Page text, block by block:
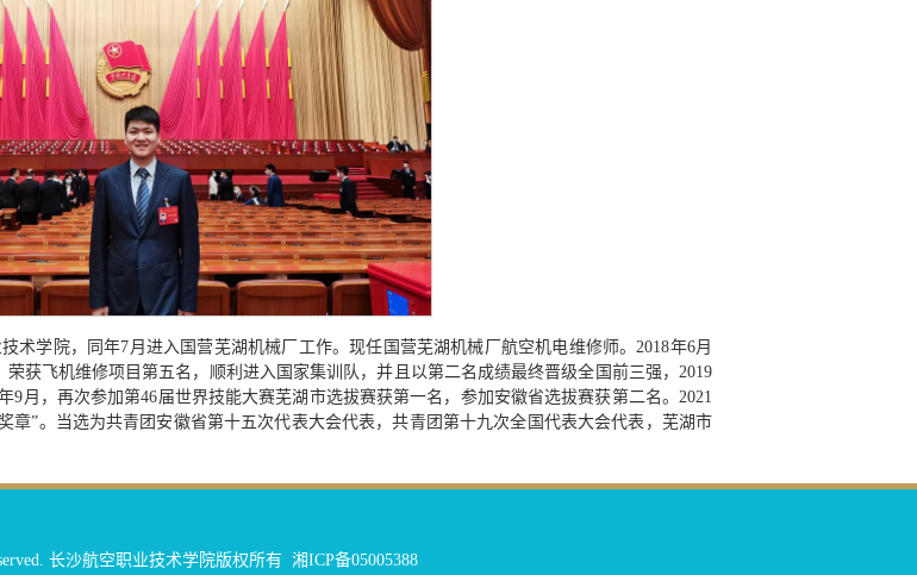
术学院，同年7月进入国营芜湖机械厂工作。现任国营芜湖机械厂航空机电维修师。2018年6月
获飞机维修项目第五名，顺利进入国家集训队，并且以第二名成绩最终晋级全国前三强，2019
月，再次参加第46届世界技能大赛芜湖市选拔赛获第一名，参加安徽省选拔赛获第二名。2021
章”。当选为共青团安徽省第十五次代表大会代表，共青团第十九次全国代表大会代表，芜湖市
长沙航空职业技术学院版权所有 湘ICP备05005388